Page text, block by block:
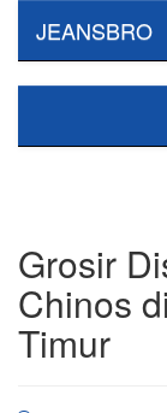
JEANSBRO
Grosir
Chinos
Timur